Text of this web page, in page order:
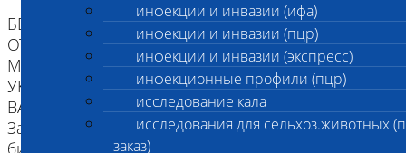
инфекции и инвазии (ифа)
инфекции и инвазии (пцр)
инфекции и инвазии (экспресс)
инфекционные профили (пцр)
исследование кала
исследования для сельхоз.животных
заказ)
БЕЗ ИДЕНТИФИКАЦИИ, МЫ НЕ НЕСЕМ
ОТВЕТСТВЕННОСТИ, ЧТО ПРИСЛАННЫЙ
МАТЕРИАЛ ПРИНАДЛЕЖИТ ЖИВОТНОМУ
УКАЗАННОМУ В НАПРАВЛЕНИИ.
ВАЖНО для взятия буккального эпителия:
За два часа до проведения процедуры взятия
биоматериала животное следует не кормить,